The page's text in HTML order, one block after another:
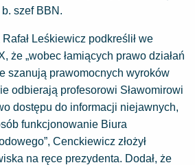
b. szef BBN.
Leśkiewicz podkreślił we
że „wobec łamiących prawo działań
szanują prawomocnych wyroków
odbierają profesorowi Sławomirowi
dostępu do informacji niejawnych,
funkcjonowanie Biura
Cenckiewicz złożył
na ręce prezydenta. Dodał, że